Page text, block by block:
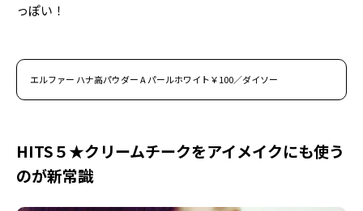
っぽい！
エルファー ハナ高パウダー A パールホワイト￥100／ダイソー
HITS５★クリームチークをアイメイクにも使う
のが新常識